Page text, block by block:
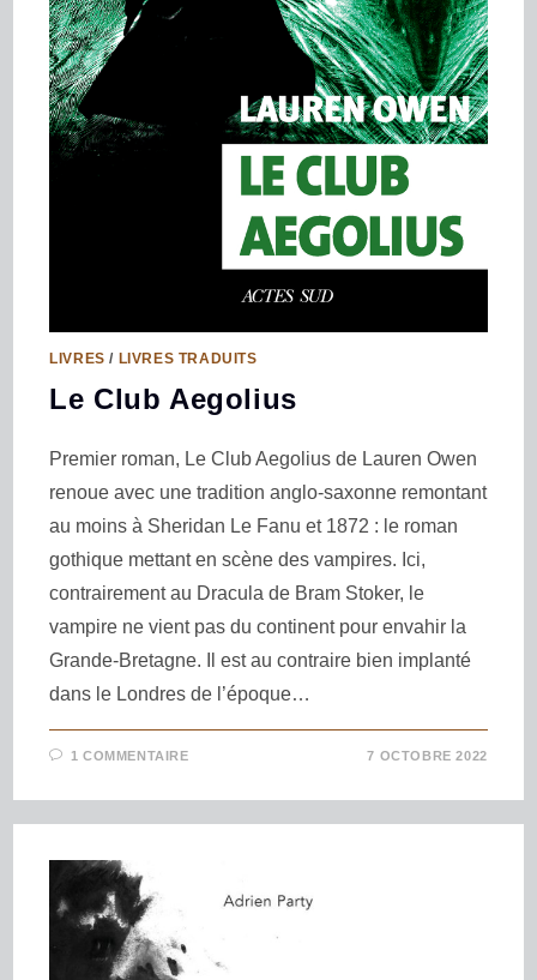
LIVRES / LIVRES TRADUITS
Le Club Aegolius
Premier roman, Le Club Aegolius de Lauren Owen
renoue avec une tradition anglo-saxonne remontant
au moins à Sheridan Le Fanu et 1872 : le roman
gothique mettant en scène des vampires. Ici,
contrairement au Dracula de Bram Stoker, le
vampire ne vient pas du continent pour envahir la
Grande-Bretagne. Il est au contraire bien implanté
dans le Londres de l’époque…
1 COMMENTAIRE 7 OCTOBRE 2022